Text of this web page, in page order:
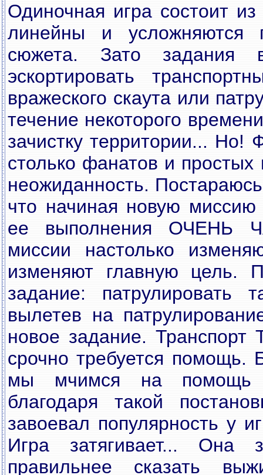
Одиночная игра состоит
линейны и усложняются
сюжета. Зато задания
эскортировать
вражеского скаута или
течение некоторого
зачистку территории... Но!
столько фанатов и
неожиданность.
что начиная новую
ее выполнения ОЧЕНЬ
миссии настолько
изменяют главную цель.
задание: патрулировать
вылетев на
новое задание. Транспорт
срочно требуется помощь.
мы мчимся на помощь
благодаря такой
завоевал популярность у
Игра затягивает... Она
правильнее сказать